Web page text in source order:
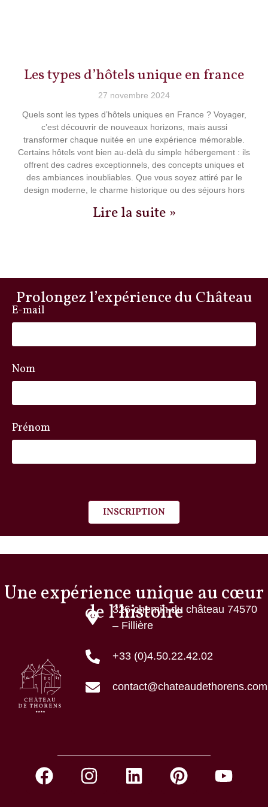
Les types d’hôtels unique en france
27 novembre 2024
Quels sont les types d’hôtels uniques en France ? Voyager,
c’est découvrir de nouveaux horizons, mais aussi
transformer chaque nuitée en une expérience mémorable.
Certains hôtels vont bien au-delà du simple hébergement : ils
offrent des cadres exceptionnels, des concepts uniques et
des ambiances inoubliables. Que vous soyez attiré par le
design moderne, le charme historique ou des séjours hors
Lire la suite »
Prolongez l’expérience du Château
E-mail
Nom
Prénom
INSCRIPTION
Une expérience unique au cœur
de l’histoire
326 chemin du château 74570
– Fillière
+33 (0)4.50.22.42.02
contact@chateaudethorens.com